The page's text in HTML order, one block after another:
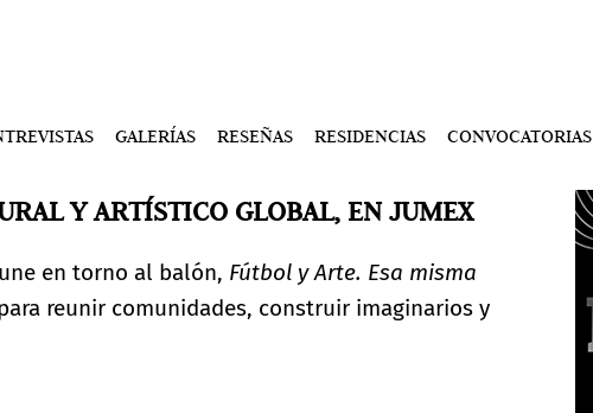
GALERÍAS RESEÑAS RESIDENCIAS CONVOCATORIAS
Y ARTÍSTICO GLOBAL, EN JUMEX
en torno al balón, Fútbol y Arte. Esa misma
reunir comunidades, construir imaginarios y